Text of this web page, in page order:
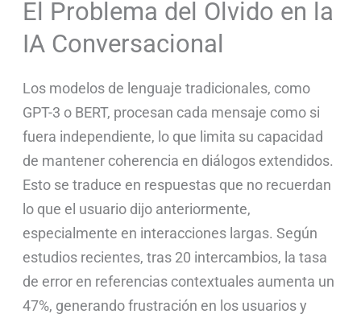
El Problema del Olvido en la
IA Conversacional
Los modelos de lenguaje tradicionales, como
GPT-3 o BERT, procesan cada mensaje como si
fuera independiente, lo que limita su capacidad
de mantener coherencia en diálogos extendidos.
Esto se traduce en respuestas que no recuerdan
lo que el usuario dijo anteriormente,
especialmente en interacciones largas. Según
estudios recientes, tras 20 intercambios, la tasa
de error en referencias contextuales aumenta un
47%, generando frustración en los usuarios y